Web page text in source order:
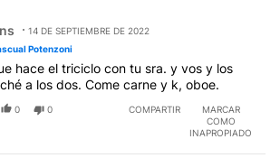
14 DE SEPTIEMBRE DE 2022
Potenzoni
hace el triciclo con tu sra. y vos y los
a los dos. Come carne y k, oboe.
0 0 COMPARTIR
MARCAR
COMO
INAPROPIADO